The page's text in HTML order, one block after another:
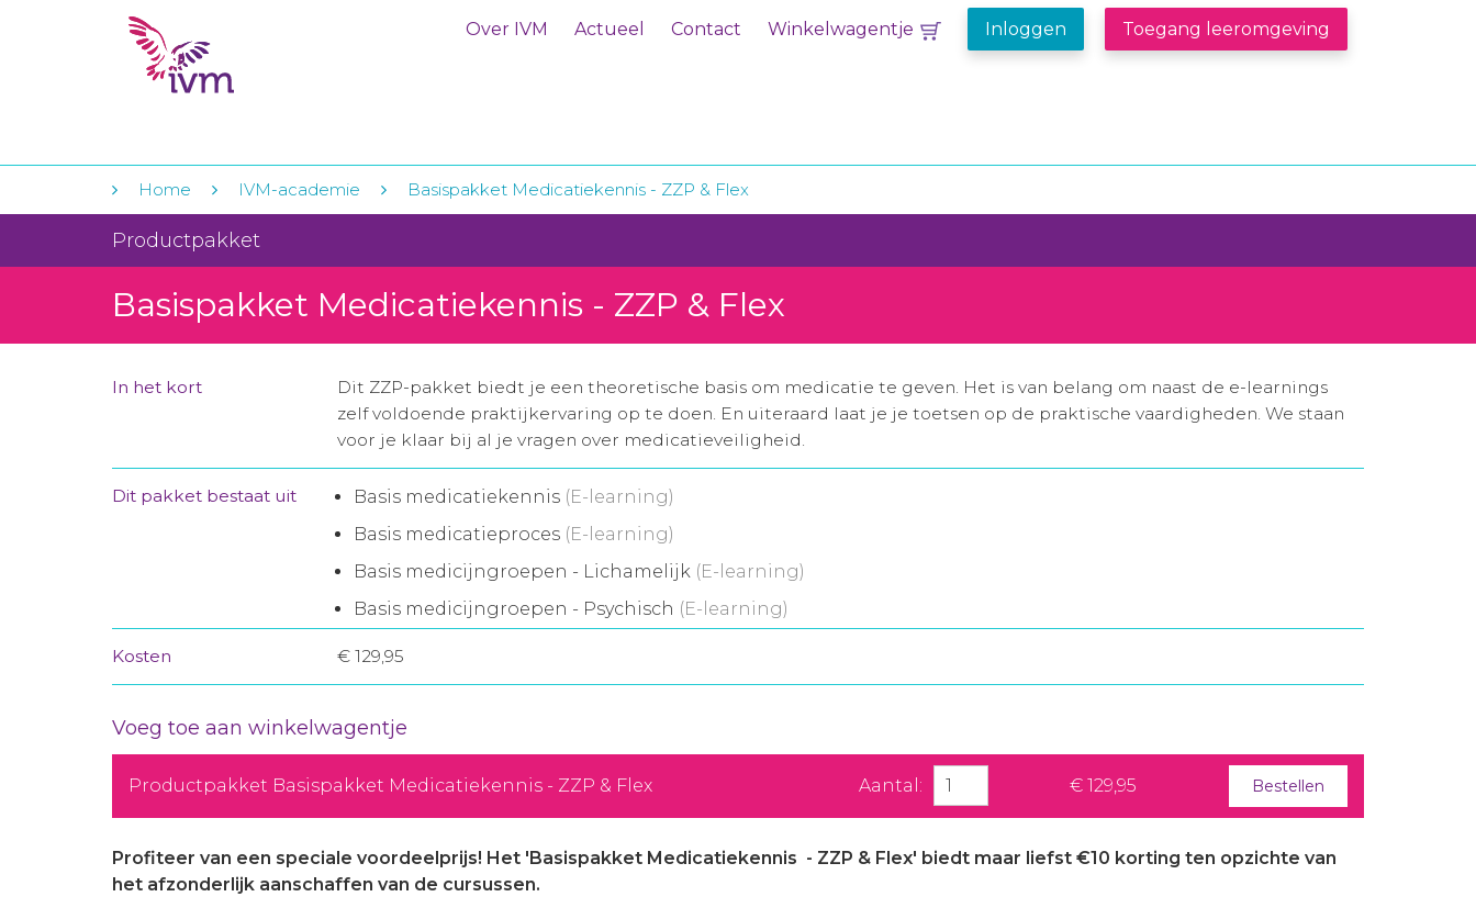
Over IVM Actueel Contact Winkelwagentje Inloggen Toegang leeromgeving
Home IVM-academie Basispakket Medicatiekennis - ZZP & Flex
Productpakket
Basispakket Medicatiekennis - ZZP & Flex
In het kort
Dit ZZP-pakket biedt je een theoretische basis om medicatie te geven. Het is van belang om naast de e-learnings
zelf voldoende praktijkervaring op te doen. En uiteraard laat je je toetsen op de praktische vaardigheden. We staan
voor je klaar bij al je vragen over medicatieveiligheid.
Dit pakket bestaat uit Basis medicatiekennis (E-learning)
Basis medicatieproces (E-learning)
Basis medicijngroepen - Lichamelijk (E-learning)
Basis medicijngroepen - Psychisch (E-learning)
Kosten € 129,95
Voeg toe aan winkelwagentje
Productpakket Basispakket Medicatiekennis - ZZP & Flex Aantal: € 129,95 Bestellen
Profiteer van een speciale voordeelprijs! Het 'Basispakket Medicatiekennis - ZZP & Flex' biedt maar liefst €10 korting ten opzichte van
het afzonderlijk aanschaffen van de cursussen.